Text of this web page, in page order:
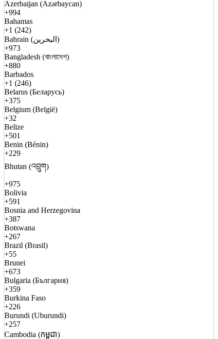
Azerbaijan (Azərbaycan)
+994
Bahamas
+1 (242)
Bahrain (البحرين)
+973
Bangladesh (বাংলাদেশ)
+880
Barbados
+1 (246)
Belarus (Беларусь)
+375
Belgium (België)
+32
Belize
+501
Benin (Bénin)
+229
Bhutan (འབྲུག)
+975
Bolivia
+591
Bosnia and Herzegovina
+387
Botswana
+267
Brazil (Brasil)
+55
Brunei
+673
Bulgaria (България)
+359
Burkina Faso
+226
Burundi (Uburundi)
+257
Cambodia (កម្ពុជា)